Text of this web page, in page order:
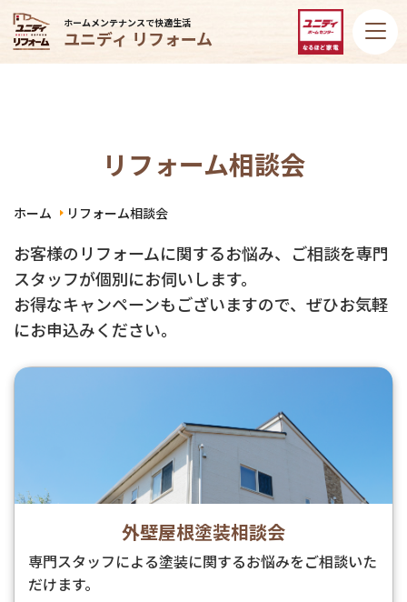
ホームメンテナンスで快適生活
ユニディ リフォーム
リフォーム相談会
ホーム リフォーム相談会
お客様のリフォームに関するお悩み、ご相談を専門
スタッフが個別にお伺いします。
お得なキャンペーンもございますので、ぜひお気軽
にお申込みください。
外壁屋根塗装相談会
専門スタッフによる塗装に関するお悩みをご相談いた
だけます。